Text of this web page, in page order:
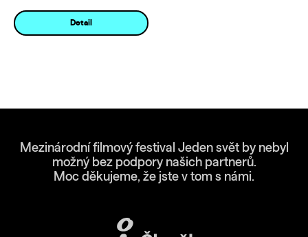
Detail
Mezinárodní filmový festival Jeden svět by nebyl
možný bez podpory našich partnerů.
Moc děkujeme, že jste v tom s námi.